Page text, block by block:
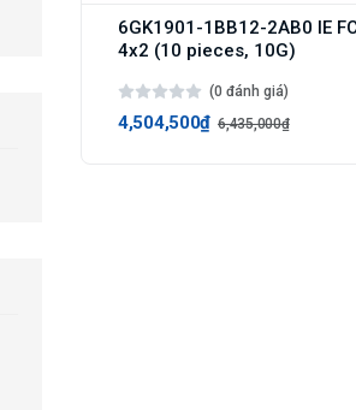
6GK1901-1BB12-2AB0 IE
4x2 (10 pieces, 10G)
(0 đánh giá)
4,504,500₫ 6,435,000₫